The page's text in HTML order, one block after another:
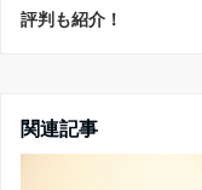
評判も紹介！
関連記事